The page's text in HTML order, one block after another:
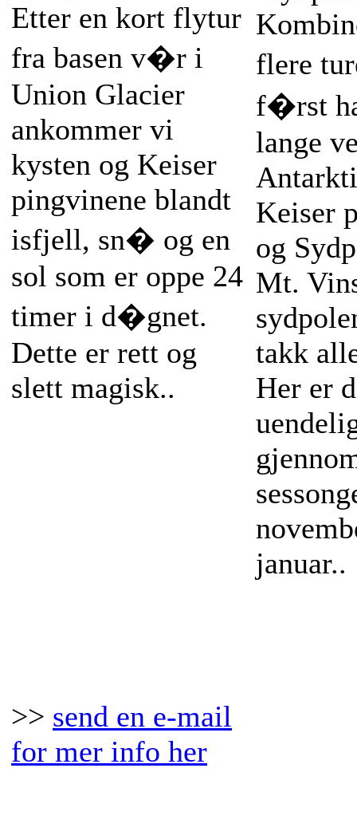
Etter en kort flytur
fra basen v�r i
Union Glacier
ankommer vi
kysten og Keiser
pingvinene blandt
isfjell, sn� og en
sol som er oppe 24
timer i d�gnet.
Dette er rett og
slett magisk..
>> send en e-mail
for mer info her
flere
f�rst
lange
Keiser
og
Mt.
takk
Her er
januar..